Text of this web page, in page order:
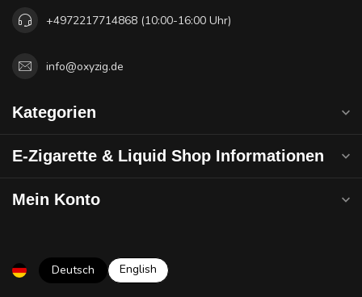
+4972217714868 (10:00-16:00 Uhr)
info@oxyzig.de
Kategorien
E-Zigarette & Liquid Shop Informationen
Mein Konto
Deutsch English